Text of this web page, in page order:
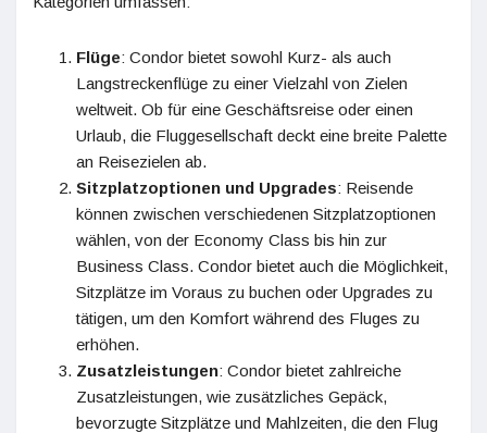
Flüge: Condor bietet sowohl Kurz- als auch
Langstreckenflüge zu einer Vielzahl von Zielen
weltweit. Ob für eine Geschäftsreise oder einen
Urlaub, die Fluggesellschaft deckt eine breite Palette
an Reisezielen ab.
Sitzplatzoptionen und Upgrades: Reisende
können zwischen verschiedenen Sitzplatzoptionen
wählen, von der Economy Class bis hin zur
Business Class. Condor bietet auch die Möglichkeit,
Sitzplätze im Voraus zu buchen oder Upgrades zu
tätigen, um den Komfort während des Fluges zu
erhöhen.
Zusatzleistungen: Condor bietet zahlreiche
Zusatzleistungen, wie zusätzliches Gepäck,
bevorzugte Sitzplätze und Mahlzeiten, die den Flug